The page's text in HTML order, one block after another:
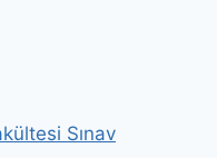
Sınav